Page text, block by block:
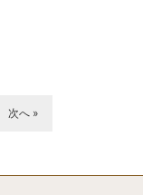
次へ »